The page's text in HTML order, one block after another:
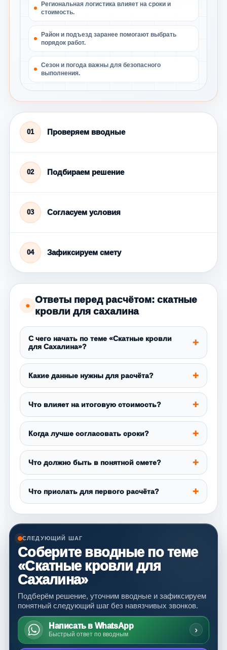
Региональная логистика влияет на сроки и
стоимость.
Район и подъезд заранее помогают выбрать
порядок работ.
Сезон и погода важны для безопасного
выполнения.
01 Проверяем вводные
02 Подбираем решение
03 Согласуем условия
04 Зафиксируем смету
●
Ответы перед расчётом: скатные
кровли для сахалина
С чего начать по теме «Скатные кровли
для Сахалина»?
Какие данные нужны для расчёта?
Что влияет на итоговую стоимость?
Когда лучше согласовать сроки?
Что должно быть в понятной смете?
Что прислать для первого расчёта?
СЛЕДУЮЩИЙ ШАГ
Соберите вводные по теме
«Скатные кровли для
Сахалина»
Подберём решение, уточним вводные и зафиксируем
понятный следующий шаг без навязчивых звонков.
Написать в WhatsApp
Быстрый ответ по вводным ›